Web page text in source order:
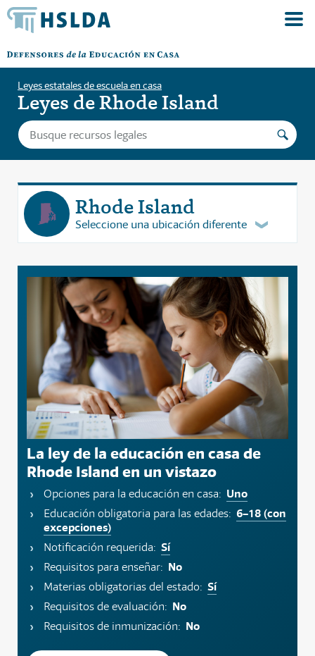
Leyes estatales de escuela en casa
Leyes de Rhode Island
Rhode Island
Seleccione una ubicación diferente
La ley de la educación en casa de
Rhode Island en un vistazo
Opciones para la educación en casa: Uno
Educación obligatoria para las edades: 6–18 (con
excepciones)
Notificación requerida: Sí
Requisitos para enseñar: No
Materias obligatorias del estado: Sí
Requisitos de evaluación: No
Requisitos de inmunización: No